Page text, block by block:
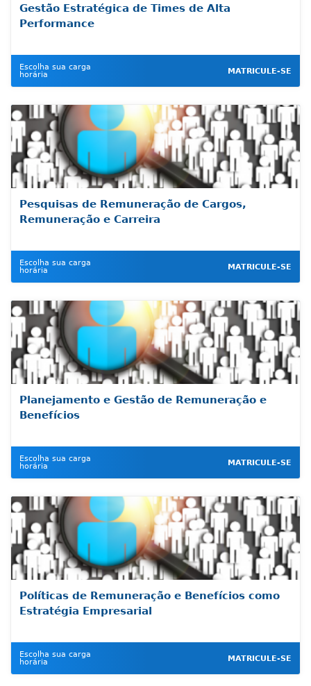
Gestão Estratégica de Times de Alta
Performance
Escolha sua carga
horária
MATRICULE-SE
Pesquisas de Remuneração de Cargos,
Remuneração e Carreira
Escolha sua carga
horária
MATRICULE-SE
Planejamento e Gestão de Remuneração e
Benefícios
Escolha sua carga
horária
MATRICULE-SE
Políticas de Remuneração e Benefícios como
Estratégia Empresarial
Escolha sua carga
horária
MATRICULE-SE